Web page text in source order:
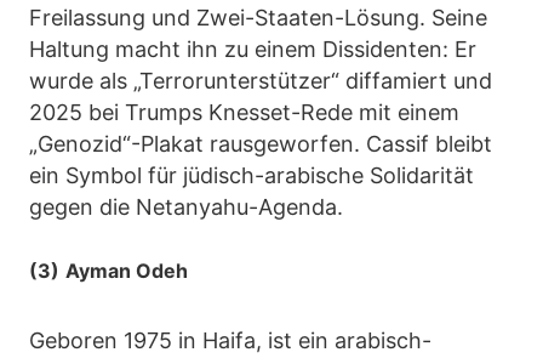
Freilassung und Zwei-Staaten-Lösung. Seine
Haltung macht ihn zu einem Dissidenten: Er
wurde als „Terrorunterstützer“ diffamiert und
2025 bei Trumps Knesset-Rede mit einem
„Genozid“-Plakat rausgeworfen. Cassif bleibt
ein Symbol für jüdisch-arabische Solidarität
gegen die Netanyahu-Agenda.
(3) Ayman Odeh
Geboren 1975 in Haifa, ist ein arabisch-